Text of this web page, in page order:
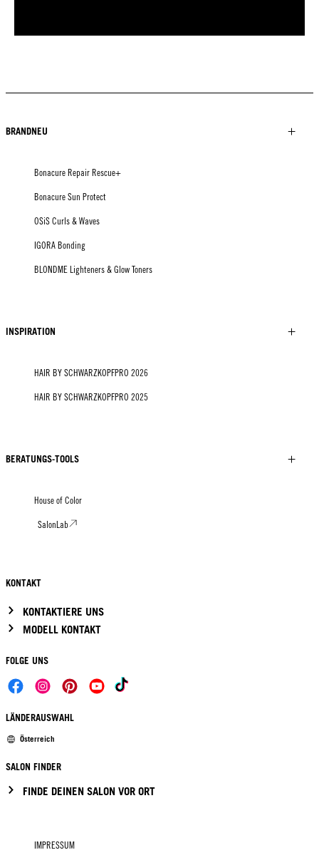
BRANDNEU
Bonacure Repair Rescue+
Bonacure Sun Protect
OSiS Curls & Waves
IGORA Bonding
BLONDME Lighteners & Glow Toners
INSPIRATION
HAIR BY SCHWARZKOPFPRO 2026
HAIR BY SCHWARZKOPFPRO 2025
BERATUNGS-TOOLS
House of Color
SalonLab
KONTAKT
KONTAKTIERE UNS
MODELL KONTAKT
FOLGE UNS
LÄNDERAUSWAHL
Österreich
SALON FINDER
FINDE DEINEN SALON VOR ORT
IMPRESSUM